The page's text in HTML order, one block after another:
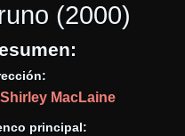
(2000)
Shirley MacLaine
principal: